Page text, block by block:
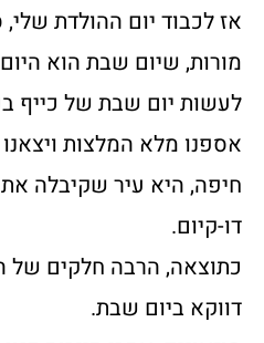
אז לכבוד יום ההולדת
מורות, שיום שבת הוא
לעשות יום שבת של כייף
אספנו מלא המלצות
חיפה, היא עיר שקיבלה
דו-קיום.
כתוצאה, הרבה חלקים של
דווקא ביום שבת.